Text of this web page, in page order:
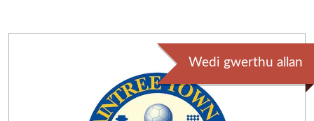
Wedi gwerthu allan